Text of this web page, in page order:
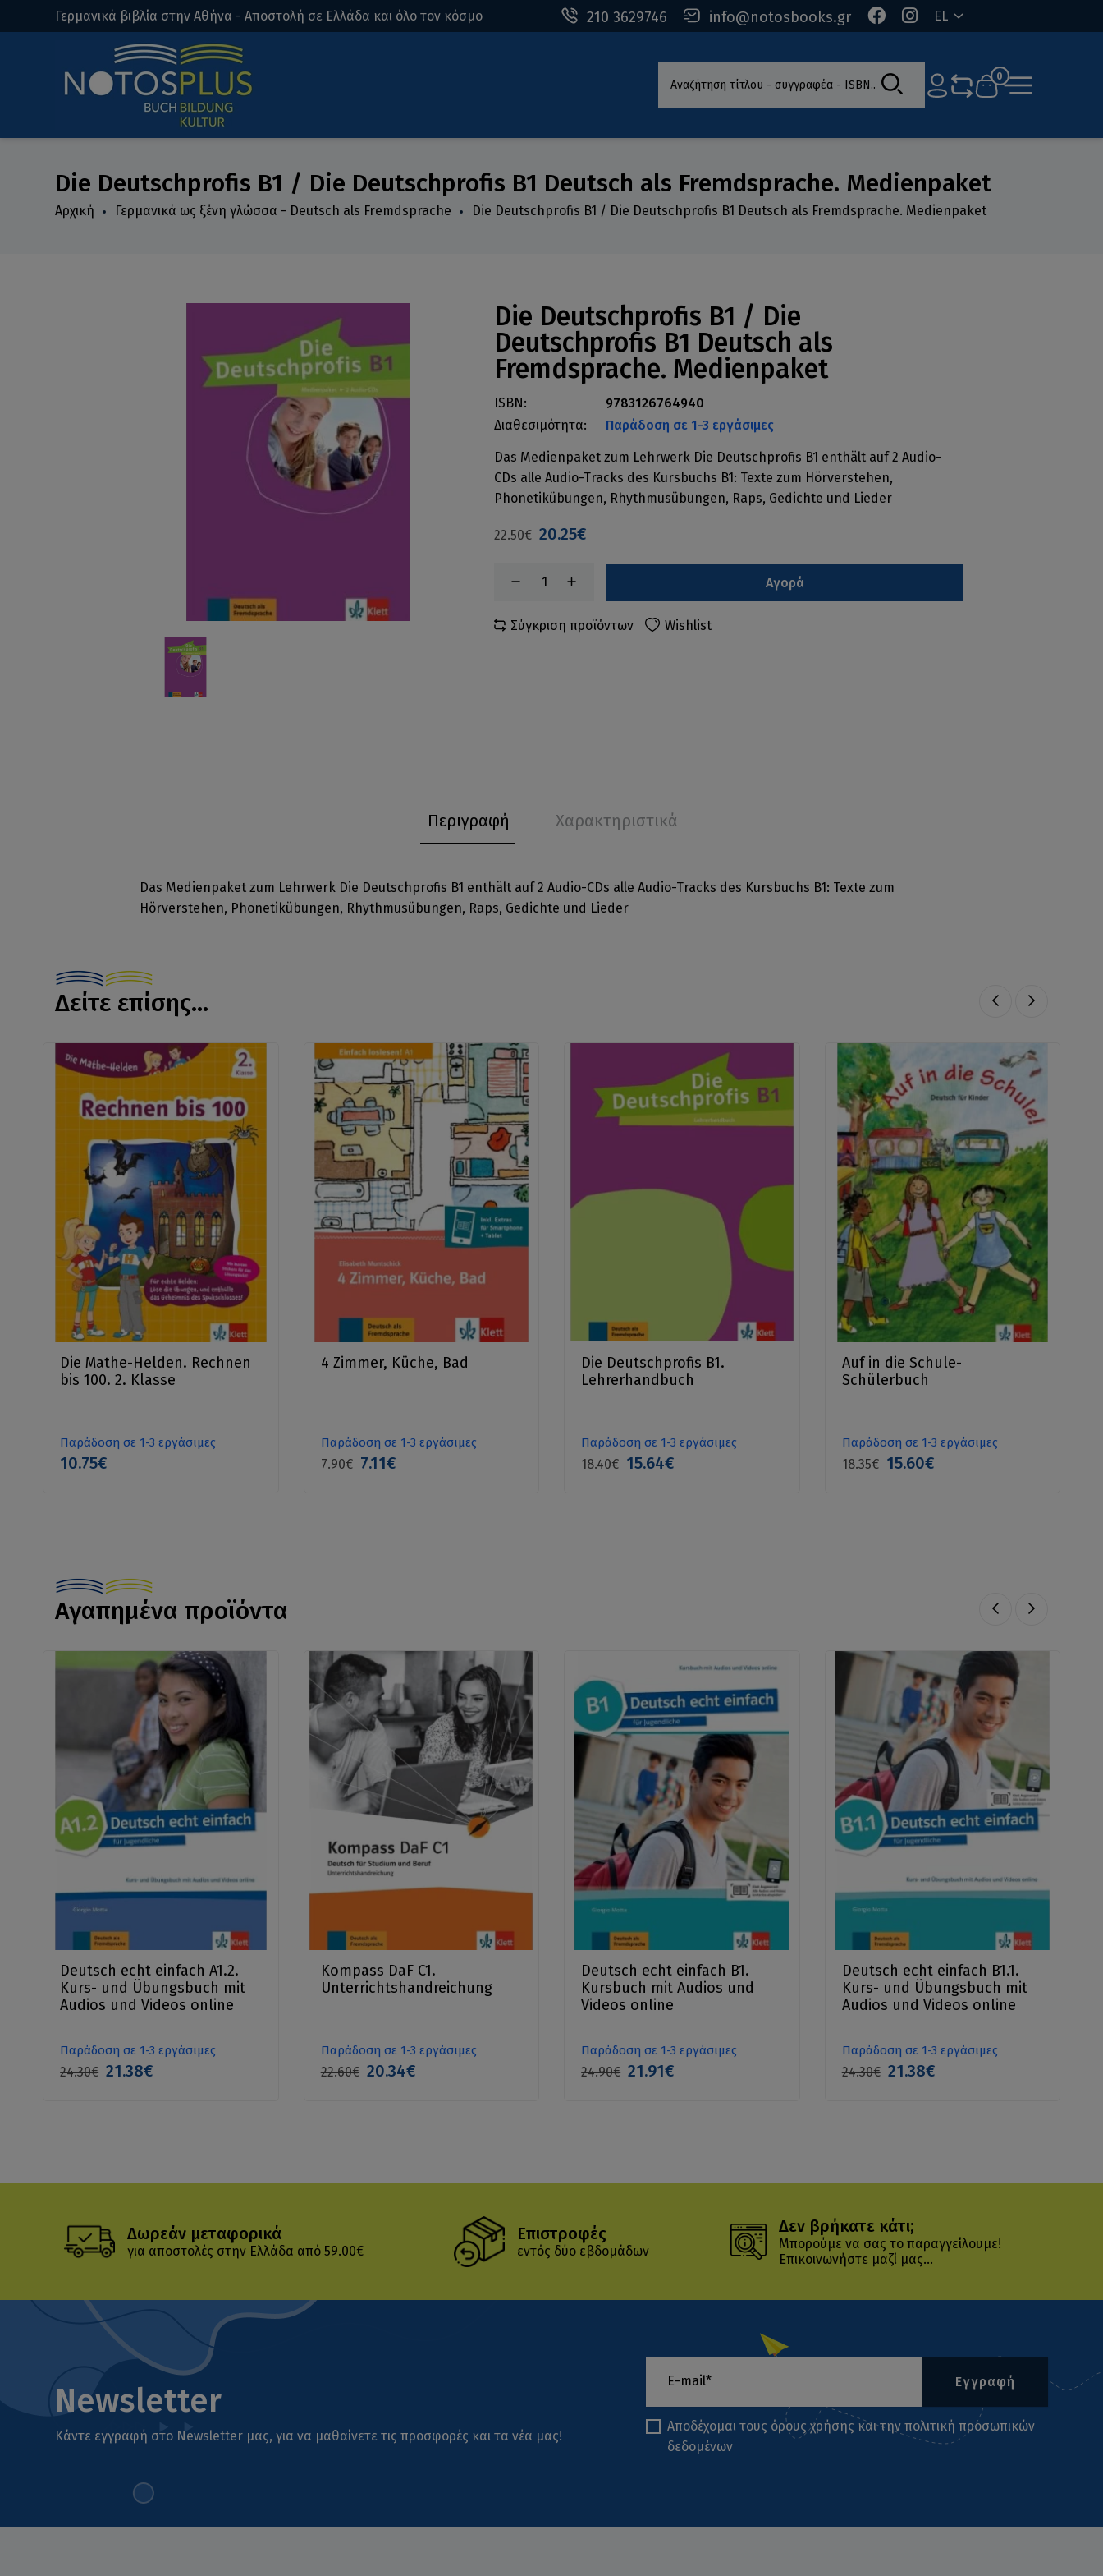
210 3629746 info@notosbooks.gr EL
Γερμανικά βιβλία στην Αθήνα - Αποστολή σε Ελλάδα και όλο τον κόσμο
Αναζήτηση τίτλου - συγγραφέα - ISBN 0
Die Deutschprofis B1 / Die Deutschprofis B1 Deutsch als Fremdsprache. Medienpaket
Αρχική Γερμανικά ως ξένη γλώσσα - Deutsch als Fremdsprache Die Deutschprofis B1 / Die Deutschprofis B1 Deutsch als Fremdsprache. Medienpaket
Die Deutschprofis B1 / Die
Deutschprofis B1 Deutsch als
Fremdsprache. Medienpaket
ISBN:
9783126764940
Διαθεσιμότητα:
Παράδοση σε 1-3 εργάσιμες
Das Medienpaket zum Lehrwerk Die Deutschprofis B1 enthält auf 2 Audio-
CDs alle Audio-Tracks des Kursbuchs B1: Texte zum Hörverstehen,
Phonetikübungen, Rhythmusübungen, Raps, Gedichte und Lieder
22.50€ 20.25€
Αγορά
Σύγκριση προϊόντων Wishlist
Περιγραφή Χαρακτηριστικά
Das Medienpaket zum Lehrwerk Die Deutschprofis B1 enthält auf 2 Audio-CDs alle Audio-Tracks des Kursbuchs B1: Texte zum
Hörverstehen, Phonetikübungen, Rhythmusübungen, Raps, Gedichte und Lieder
Δείτε επίσης...
Die Mathe-Helden. Rechnen
bis 100. 2. Klasse
Παράδοση σε 1-3 εργάσιμες
10.75€
4 Zimmer, Küche, Bad
Παράδοση σε 1-3 εργάσιμες
7.90€ 7.11€
Die Deutschprofis B1.
Lehrerhandbuch
Παράδοση σε 1-3 εργάσιμες
18.40€ 15.64€
Auf in die Schule-
Schülerbuch
Παράδοση σε 1-3 εργάσιμες
18.35€ 15.60€
Αγαπημένα προϊόντα
Deutsch echt einfach A1.2.
Kurs- und Übungsbuch mit
Audios und Videos online
Παράδοση σε 1-3 εργάσιμες
24.30€ 21.38€
Kompass DaF C1.
Unterrichtshandreichung
Παράδοση σε 1-3 εργάσιμες
22.60€ 20.34€
Deutsch echt einfach B1.
Kursbuch mit Audios und
Videos online
Παράδοση σε 1-3 εργάσιμες
24.90€ 21.91€
Deutsch echt einfach B1.1.
Kurs- und Übungsbuch mit
Audios und Videos online
Παράδοση σε 1-3 εργάσιμες
24.30€ 21.38€
Δωρεάν μεταφορικά
για αποστολές στην Ελλάδα από 59.00€
Επιστροφές
εντός δύο εβδομάδων
Δεν βρήκατε κάτι;
Μπορούμε να σας το παραγγείλουμε!
Επικοινωνήστε μαζί μας...
Newsletter
Κάντε εγγραφή στο Newsletter μας, για να μαθαίνετε τις προσφορές και τα νέα μας!
Εγγραφή
Αποδέχομαι τους όρους χρήσης και την πολιτική προσωπικών
δεδομένων